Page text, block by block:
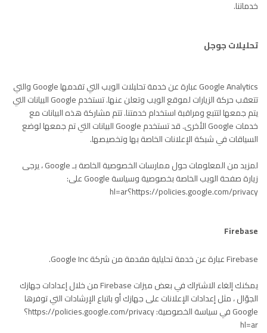
خدماتنا.
تحليلات جوجل
Google Analytics عبارة عن خدمة تحليلات الويب التي تقدمها Google والتي
تتعقب حركة الزيارات لموقع الويب وتعلن عنها. تستخدم Google البيانات التي
يتم جمعها لتتبع ومراقبة استخدام خدمتنا. تتم مشاركة هذه البيانات مع
خدمات Google الأخرى. قد تستخدم Google البيانات التي تم جمعها لوضع
السياقات في شبكة الإعلانات الخاصة بها وتخصيصها.
لمزيد من المعلومات حول ممارسات الخصوصية الخاصة بـ Google ، يرجى
زيارة صفحة الويب الخاصة بخصوصية وسياسة Google على:
https://policies.google.com/privacy؟hl=ar
Firebase
Firebase عبارة عن خدمة تحليلية مقدمة من شركة Google Inc.
يمكنك إلغاء الاشتراك في بعض ميزات Firebase من خلال إعدادات جهازك
الجوّال ، مثل إعدادات الإعلانات على جهازك أو باتباع الإرشادات التي توفرها
Google في سياسة الخصوصية: https://policies.google.com/privacy؟
hl=ar